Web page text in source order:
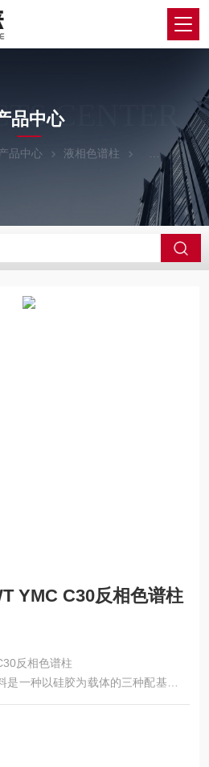
CENTER
品中心
品中心 液相色谱柱 YMC/维美希
CT99S03-1046WT YMC C30反相色谱柱
1046WT YMC C30反相色谱柱
一种以硅胶为载体的三种配基覆盖
基覆盖率将影响馏出物中疏水组分的
填料几乎不需要考虑疏水性和氢键键
或相互作用，其多用于分离条件的